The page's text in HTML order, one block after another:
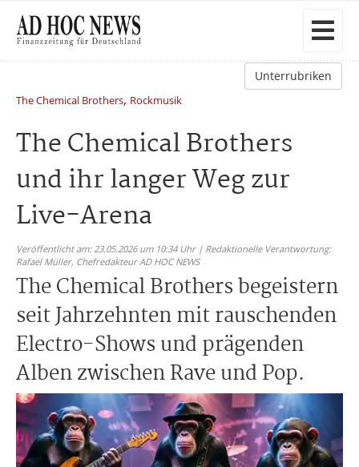
Unterrubriken
The Chemical Brothers, Rockmusik
The Chemical Brothers
und ihr langer Weg zur
Live-Arena
Veröffentlicht am: 23.05.2026 um 10:34 Uhr | Redaktionelle Verantwortung:
Rafael Müller, Chefredakteur AD HOC NEWS
The Chemical Brothers begeistern
seit Jahrzehnten mit rauschenden
Electro-Shows und prägenden
Alben zwischen Rave und Pop.